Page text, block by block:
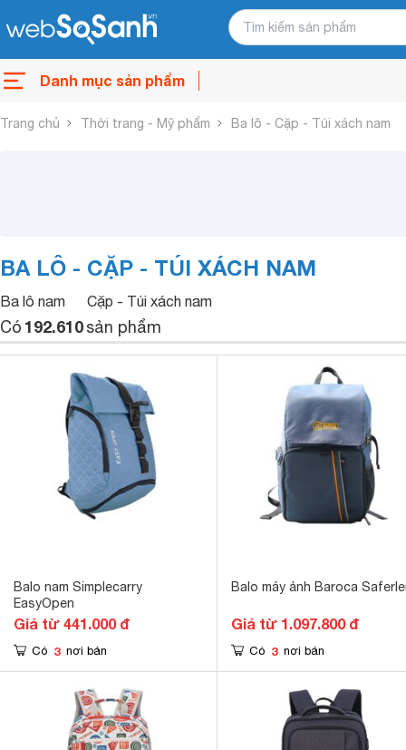
Danh mục sản phẩm
Trang chủ Thời trang - Mỹ phẩm Ba lô - Cặp - Túi xách nam
BA LÔ - CẶP - TÚI XÁCH NAM
Ba lô nam Cặp - Túi xách nam
Có 192.610sản phẩm
Balo nam Simplecarry
EasyOpen
Giá từ 441.000 đ
Có 3 nơi bán
Balo máy ảnh Baroca
Giá từ 1.097.800 đ
Có 3 nơi bán